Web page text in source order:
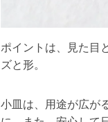
ポイントは、見た目
ズと形。
小皿は、用途が広が